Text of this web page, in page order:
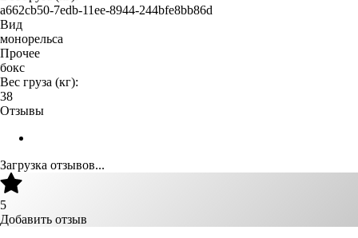
a662cb50-7edb-11ee-8944-244bfe8bb86d
Вид
монорельса
Прочее
бокс
Вес груза (кг):
38
Отзывы
Загрузка отзывов...
5
Добавить отзыв